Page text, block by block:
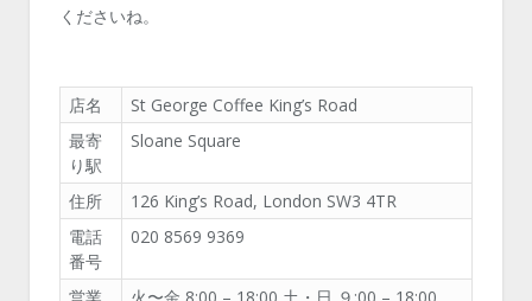
くださいね。
店名
St George Coffee King’s Road
最寄
り駅
Sloane Square
住所
126 King’s Road, London SW3 4TR
電話
番号
020 8569 9369